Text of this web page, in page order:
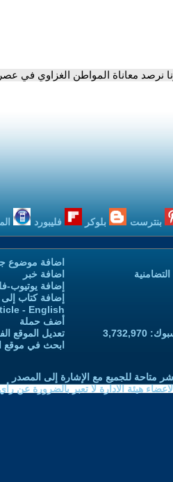
معاناة المواطن الغزاوي في عصر
بنترست بلوكر فليبورد
اضافة موضوع
اضافة خبر
إضافة يوتيوب-
إضافة كتاب إلى
- English
أضف حملة
تعديل الموقع
ابحث في موقع
متاحة للجميع مع الإشارة إلى المصدر
هيئة الادارة لا تعبر بالضرورة عن